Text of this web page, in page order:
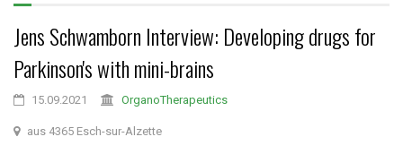
Jens Schwamborn Interview: Developing drugs for
Parkinson's with mini-brains
15.09.2021 OrganoTherapeutics
aus 4365 Esch-sur-Alzette